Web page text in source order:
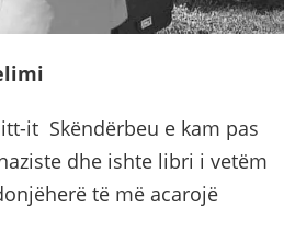
it Skëndërbeu e kam pas
dhe ishte libri i vetëm
të më acarojë